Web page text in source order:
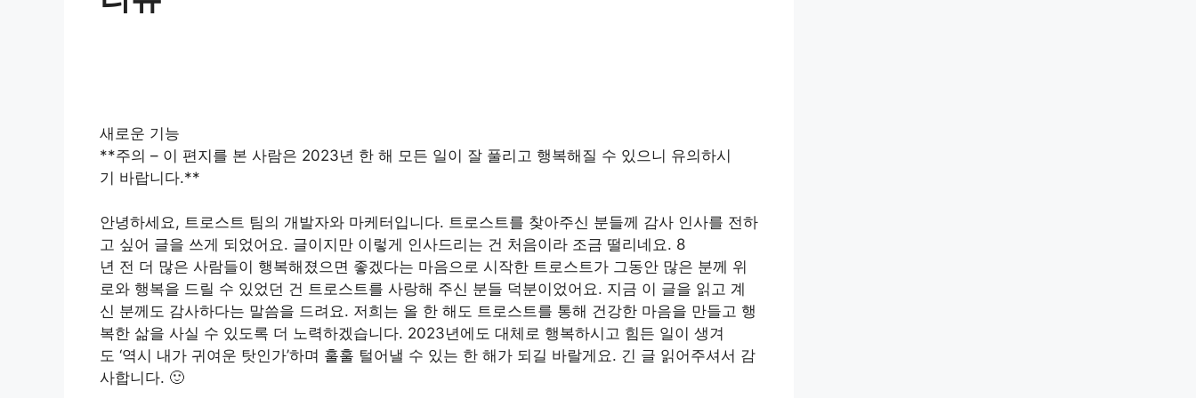
새로운 기능
**주의 – 이 편지를 본 사람은 2023년 한 해 모든 일이 잘 풀리고 행복해질 수 있으니 유의하시
기 바랍니다.**
안녕하세요, 트로스트 팀의 개발자와 마케터입니다. 트로스트를 찾아주신 분들께 감사 인사를 전하
고 싶어 글을 쓰게 되었어요. 글이지만 이렇게 인사드리는 건 처음이라 조금 떨리네요. 8
년 전 더 많은 사람들이 행복해졌으면 좋겠다는 마음으로 시작한 트로스트가 그동안 많은 분께 위
로와 행복을 드릴 수 있었던 건 트로스트를 사랑해 주신 분들 덕분이었어요. 지금 이 글을 읽고 계
신 분께도 감사하다는 말씀을 드려요. 저희는 올 한 해도 트로스트를 통해 건강한 마음을 만들고 행
복한 삶을 사실 수 있도록 더 노력하겠습니다. 2023년에도 대체로 행복하시고 힘든 일이 생겨
도 ‘역시 내가 귀여운 탓인가’하며 훌훌 털어낼 수 있는 한 해가 되길 바랄게요. 긴 글 읽어주셔서 감
사합니다. 🙂